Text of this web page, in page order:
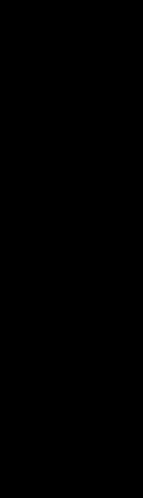
y encuentra